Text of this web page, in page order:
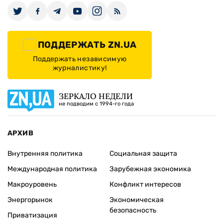
ПОДДЕРЖАТЬ ZN.UA
Поддержать независимую
журналистику!
ЗЕРКАЛО НЕДЕЛИ
не подводим с 1994-го года
АРХИВ
Внутренняя политика
Международная политика
Макроуровень
Энергорынок
Приватизация
Социальная защита
Зарубежная экономика
Конфликт интересов
Экономическая
безопасность